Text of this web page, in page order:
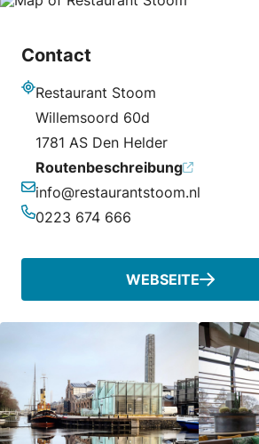
Contact
Restaurant Stoom
Willemsoord 60d
1781 AS Den Helder
Routenbeschreibung
E-Mail-Adresse
info@restaurantstoom.nl
0223 674 666
WEBSEITE